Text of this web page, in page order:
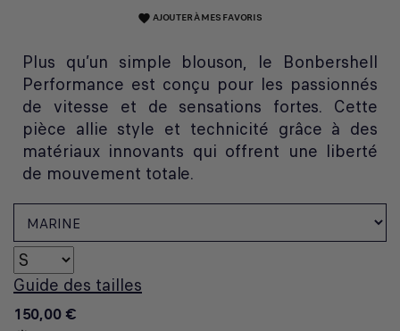
favorite AJOUTER À MES FAVORIS
Plus qu’un simple blouson, le Bonbershell
Performance est conçu pour les passionnés
de vitesse et de sensations fortes. Cette
pièce allie style et technicité grâce à des
matériaux innovants qui offrent une liberté
de mouvement totale.
Guide des tailles
150,00 €